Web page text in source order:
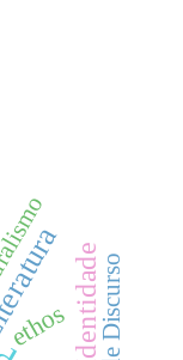
Identidade
ethos